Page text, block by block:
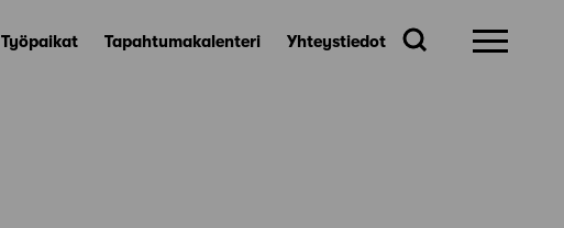
Työpaikat Tapahtumakalenteri Yhteystiedot